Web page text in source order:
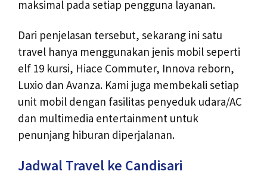
maksimal pada setiap pengguna layanan.
Dari penjelasan tersebut, sekarang ini satu
travel hanya menggunakan jenis mobil seperti
elf 19 kursi, Hiace Commuter, Innova reborn,
Luxio dan Avanza. Kami juga membekali setiap
unit mobil dengan fasilitas penyeduk udara/AC
dan multimedia entertainment untuk
penunjang hiburan diperjalanan.
Jadwal Travel ke Candisari